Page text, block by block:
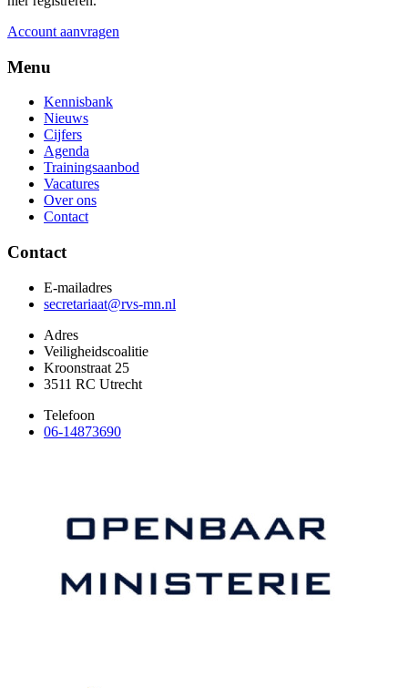
Account aanvragen
Menu
Kennisbank
Nieuws
Cijfers
Agenda
Trainingsaanbod
Vacatures
Over ons
Contact
Contact
E-mailadres
secretariaat@rvs-mn.nl
Adres
Veiligheidscoalitie
Kroonstraat 25
3511 RC Utrecht
Telefoon
06-14873690